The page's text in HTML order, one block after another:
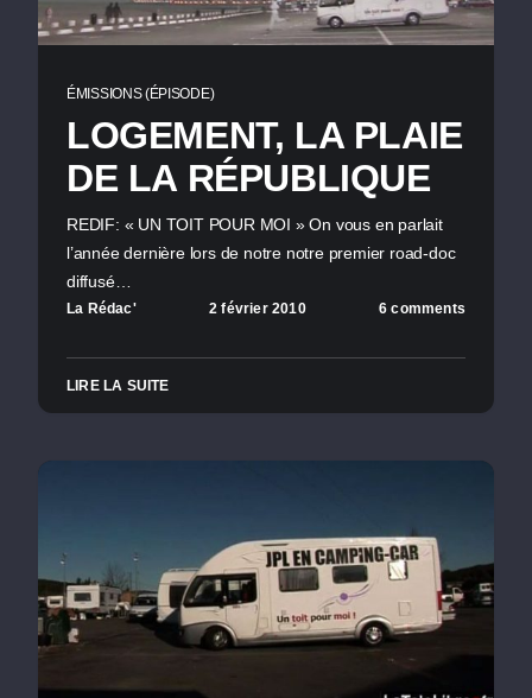
ÉMISSIONS (ÉPISODE)
LOGEMENT, LA PLAIE
DE LA RÉPUBLIQUE
REDIF: « UN TOIT POUR MOI » On vous en parlait
l’année dernière lors de notre notre premier road-doc
diffusé…
La Rédac' 2 février 2010 6 comments
LIRE LA SUITE